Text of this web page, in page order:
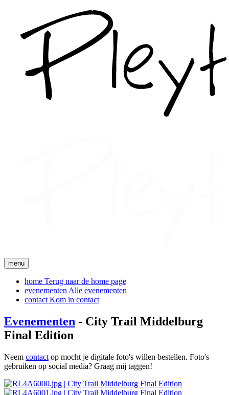
menu
home Terug naar de home page
evenementen Alle evenementen
contact Kom in contact
Evenementen - City Trail Middelburg
Final Edition
Neem contact op mocht je digitale foto's willen bestellen. Foto's
gebruiken op social media? Graag mij taggen!